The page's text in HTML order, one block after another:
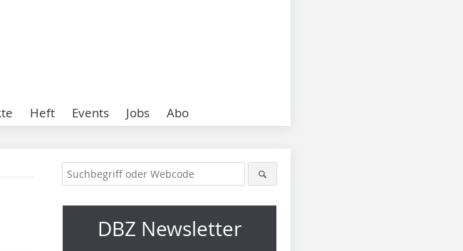
Heft Events Jobs Abo
DBZ Newsletter